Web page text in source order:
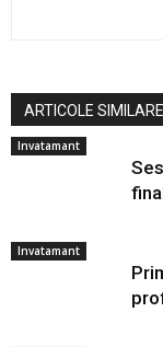
ARTICOLE SIMILARE
Invatamant
Invatamant